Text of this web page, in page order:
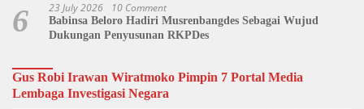
6 23 July 2026 10 Comment
Babinsa Beloro Hadiri Musrenbangdes Sebagai Wujud
Dukungan Penyusunan RKPDes
Gus Robi Irawan Wiratmoko Pimpin 7 Portal Media
Lembaga Investigasi Negara